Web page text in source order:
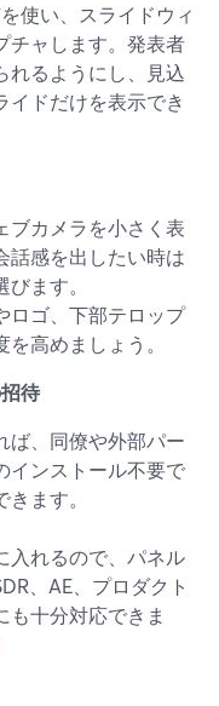
使い、スライドウィ
チャします。発表者
れるようにし、見込
イドだけを表示でき
ブカメラを小さく表
話感を出したい時は
ます。
ロゴ、下部テロップ
高めましょう。
待
ば、同僚や外部パー
インストール不要で
ます。
入れるので、パネル
、AE、プロダクト
も十分対応できま